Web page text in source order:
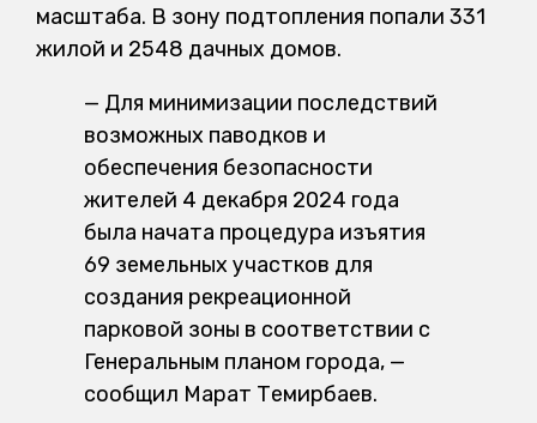
масштаба. В зону подтопления попали 331
жилой и 2548 дачных домов.
— Для минимизации последствий
возможных паводков и
обеспечения безопасности
жителей 4 декабря 2024 года
была начата процедура изъятия
69 земельных участков для
создания рекреационной
парковой зоны в соответствии с
Генеральным планом города, —
сообщил Марат Темирбаев.